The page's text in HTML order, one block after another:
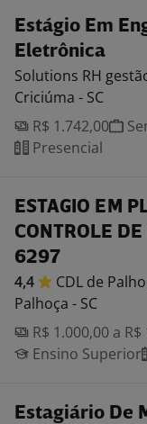
Estágio Em
Eletrônica
Solutions RH
Criciúma - SC
R$ 1.742,00
Presencial
ESTAGIO EM
CONTROLE
6297
4,4 CDL de
Palhoça - SC
R$ 1.000,00 a
Ensino Superior
Estagiário De